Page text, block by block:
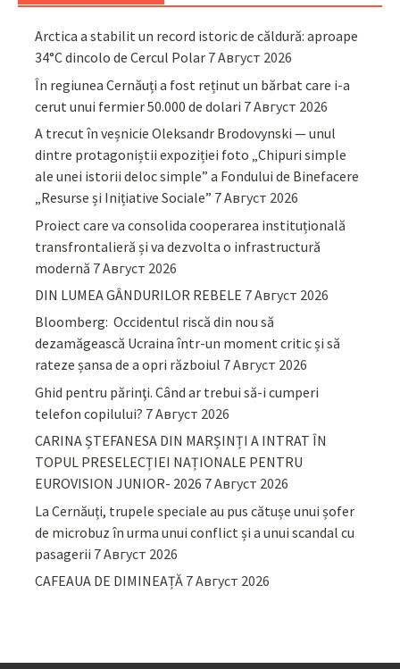
Arctica a stabilit un record istoric de căldură: aproape
34°C dincolo de Cercul Polar 7 Август 2026
În regiunea Cernăuți a fost reținut un bărbat care i-a
cerut unui fermier 50.000 de dolari 7 Август 2026
A trecut în veșnicie Oleksandr Brodovynski — unul
dintre protagoniștii expoziției foto „Chipuri simple
ale unei istorii deloc simple” a Fondului de Binefacere
„Resurse și Inițiative Sociale” 7 Август 2026
Proiect care va consolida cooperarea instituțională
transfrontalieră și va dezvolta o infrastructură
modernă 7 Август 2026
DIN LUMEA GÂNDURILOR REBELE 7 Август 2026
Bloomberg: Occidentul riscă din nou să
dezamăgească Ucraina într-un moment critic și să
rateze șansa de a opri războiul 7 Август 2026
Ghid pentru părinţi. Când ar trebui să-i cumperi
telefon copilului? 7 Август 2026
CARINA ȘTEFANESA DIN MARȘINȚI A INTRAT ÎN
TOPUL PRESELECȚIEI NAȚIONALE PENTRU
EUROVISION JUNIOR- 2026 7 Август 2026
La Cernăuți, trupele speciale au pus cătușe unui șofer
de microbuz în urma unui conflict și a unui scandal cu
pasagerii 7 Август 2026
CAFEAUA DE DIMINEAȚĂ 7 Август 2026